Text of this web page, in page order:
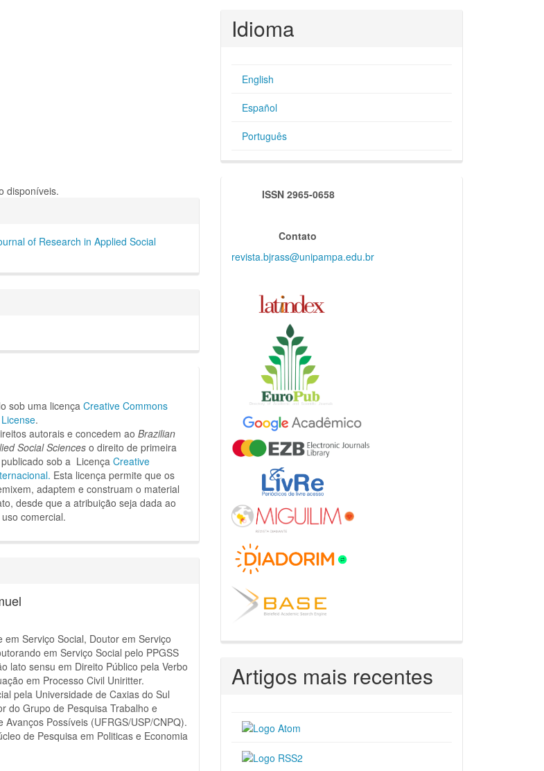
disponíveis.
of Research in Applied Social
sob uma licençaCreative Commons
.
autorais e concedem aoBrazilian
Social Scienceso direito de primeira
sob a LicençaCreative
Esta licença permite que os
adaptem e construam o material
desde que a atribuição seja dada ao
comercial.
Serviço Social, Doutor em Serviço
em Serviço Social pelo PPGSS
lato sensu em Direito Público pela Verbo
em Processo Civil Uniritter.
pela Universidade de Caxias do Sul
do Grupo de Pesquisa Trabalho e
Avanços Possíveis (UFRGS/USP/CNPQ).
de Pesquisa em Politicas e Economia
Idioma
English
Español
Português
indexadores
ISSN 2965-0658
Contato
revista.bjrass@unipampa.edu.br
Artigos mais recentes